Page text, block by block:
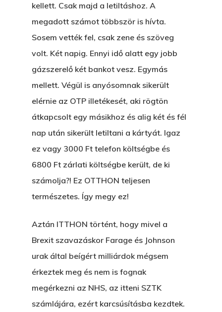
kellett. Csak majd a letiltáshoz. A
megadott számot többször is hívta.
Sosem vették fel, csak zene és szöveg
volt. Két napig. Ennyi idő alatt egy jobb
gázszerelő két bankot vesz. Egymás
mellett. Végül is anyósomnak sikerült
elérnie az OTP illetékesét, aki rögtön
átkapcsolt egy másikhoz és alig két és fél
nap után sikerült letiltani a kártyát. Igaz
ez vagy 3000 Ft telefon költségbe és
6800 Ft zárlati költségbe került, de ki
számolja?! Ez OTTHON teljesen
természetes. Így megy ez!
Aztán ITTHON történt, hogy mivel a
Brexit szavazáskor Farage és Johnson
urak által beígért milliárdok mégsem
érkeztek meg és nem is fognak
megérkezni az NHS, az itteni SZTK
számlájára, ezért karcsúsításba kezdtek.